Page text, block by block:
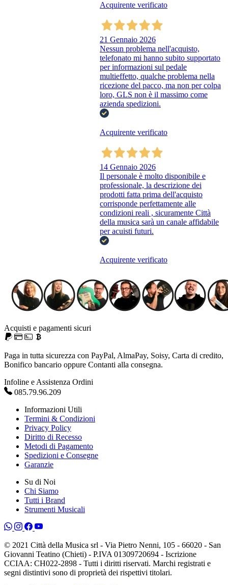
Acquirente verificato
21 Gennaio 2026
Nessun problema nell'acquisto,
telefonato mi hanno subito supportato
per informazioni sul pedale
multieffetto, qualche problema nella
ricezione del pacco, ma non per colpa
loro, GLS non è il massimo come
azienda spedizioni.
Acquirente verificato
14 Gennaio 2026
Il personale è molto disponibile e
professionale, la descrizione dei
prodotti fatta prima dell'acquisto
corrisponde perfettamente alle
condizioni reali , sicuramente Città
della musica sarà un canale affidabile
per acuisti futuri.
Acquirente verificato
Acquisti e pagamenti sicuri
Paga in tutta sicurezza con PayPal, AlmaPay, Soisy, Carta di credito,
Bonifico bancario oppure Contanti alla consegna.
Infoline e Assistenza Ordini
085.79.96.209
Informazioni Utili
Termini & Condizioni
Privacy Policy
Diritto di Recesso
Metodi di Pagamento
Spedizioni e Consegne
Garanzie
Su di Noi
Chi Siamo
Tutti i Brand
Strumenti Musicali
© 2021 Città della Musica srl - Via Pietro Nenni, 105 - 66020 - San
Giovanni Teatino (Chieti) - P.IVA 01309720694 - Iscrizione
CCIAA: CH022-2898 - Tutti i diritti riservati. Marchi registrati e
segni distintivi sono di proprietà dei rispettivi titolari.